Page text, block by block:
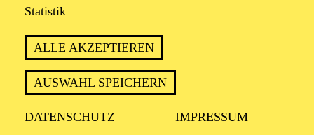
Statistik
ALLE AKZEPTIEREN
AUSWAHL SPEICHERN
DATENSCHUTZ IMPRESSUM
BLICK AUF DEN IRAN –
STIMMEN ZUR AKTUELLEN
LAGE
Veranstalter: Eine Kooperationsveranstaltung mit der Stadt
Essen